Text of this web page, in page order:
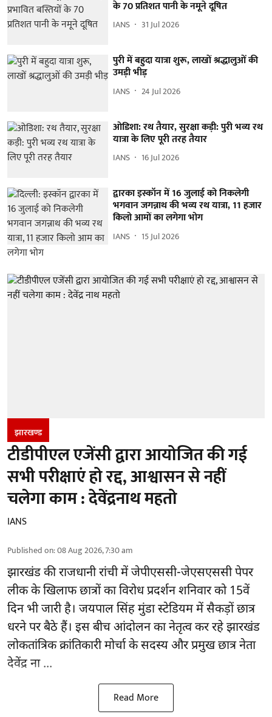
के 70 प्रतिशत पानी के नमूने दूषित
IANS 31 Jul 2026
पुरी में बहुदा यात्रा शुरू, लाखों श्रद्धालुओं की
उमड़ी भीड़
IANS 24 Jul 2026
ओडिशा: रथ तैयार, सुरक्षा कड़ी: पुरी भव्य रथ
यात्रा के लिए पूरी तरह तैयार
IANS 16 Jul 2026
द्वारका इस्कॉन में 16 जुलाई को निकलेगी
भगवान जगन्नाथ की भव्य रथ यात्रा, 11 हजार
किलो आमों का लगेगा भोग
IANS 15 Jul 2026
झारखण्‍ड
टीडीपीएल एजेंसी द्वारा आयोजित की गई
सभी परीक्षाएं हो रद्द, आश्वासन से नहीं
चलेगा काम : देवेंद्रनाथ महतो
IANS
Published on:08 Aug 2026, 7:30 am
झारखंड की राजधानी रांची मेंजेपीएससी-जेएसएससी पेपर
लीकके खिलाफ छात्रों का विरोध प्रदर्शन शनिवार को 15वें
दिन भी जारी है। जयपाल सिंह मुंडा स्टेडियम में सैकड़ों छात्र
धरने पर बैठे हैं। इस बीच आंदोलन का नेतृत्व कर रहे झारखंड
लोकतांत्रिक क्रांतिकारी मोर्चा के सदस्य और प्रमुख छात्र नेता
देवेंद्र ना ...
Read More